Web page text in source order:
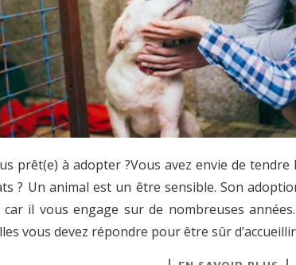
prêt(e) à adopter ?Vous avez envie de
? Un animal est un être sensible. Son
car il vous engage sur de nombreuses
vous devez répondre pour être sûr